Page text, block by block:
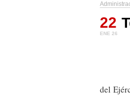
22
ENE 26
del